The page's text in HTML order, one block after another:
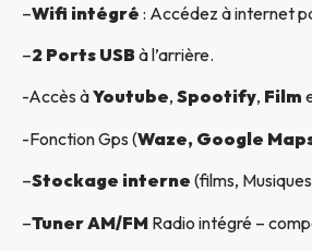
–Wifi intégré : Accédez à internet
–2 Ports USBà l’arrière.
-Accès àYoutube, Spootify, Film
-Fonction Gps (Waze, Google
–Stockage interne (films,
–Tuner AM/FM Radio intégré –